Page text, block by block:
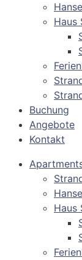
Haus
Buchung
Angebote
Kontakt
Haus